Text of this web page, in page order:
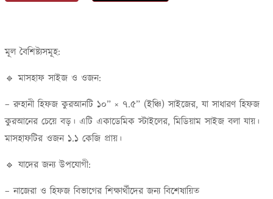
মূল বৈশিষ্ট্যসমূহ:
🔹 মাসহাফ সাইজ ও ওজন:
– রুহানী হিফজ কুরআনটি ১০” × ৭.৫” (ইঞ্চি) সাইজের, যা সাধারণ হিফজ
কুরআনের চেয়ে বড়। এটি একাডেমিক স্টাইলের, মিডিয়াম সাইজ বলা যায়।
মাসহাফটির ওজন ১.১ কেজি প্রায়।
🔹 যাদের জন্য উপযোগী:
– নাজেরা ও হিফজ বিভাগের শিক্ষার্থীদের জন্য বিশেষায়িত